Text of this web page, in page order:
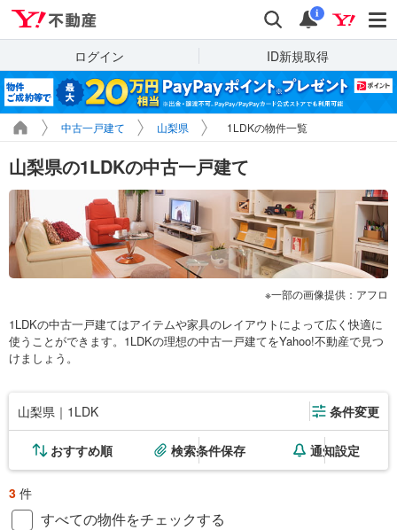
検索 通知
i
ログイン ID新規取得
中古一戸建て 山梨県 1LDKの物件一覧
山梨県の1LDKの中古一戸建て
一部の画像提供：アフロ
1LDKの中古一戸建てはアイテムや家具のレイアウトによって広く快適に
使うことができます。1LDKの理想の中古一戸建てをYahoo!不動産で見つ
けましょう。
山梨県｜1LDK 条件変更
おすすめ順 検索条件保存 通知設定
3 件
すべての物件をチェックする